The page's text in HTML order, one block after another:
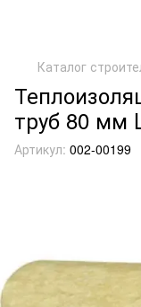
Каталог
труб 80 мм
Артикул: 002-00199